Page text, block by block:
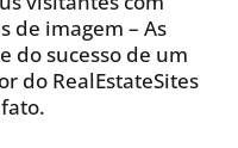
de imagem – As
do sucesso de um
do RealEstateSites